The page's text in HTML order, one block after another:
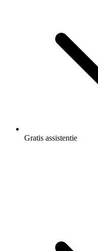
Gratis assistentie